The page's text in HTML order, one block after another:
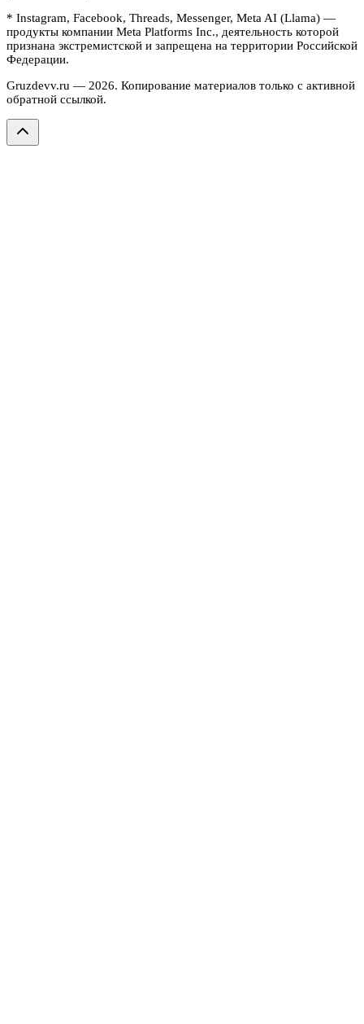
* Instagram, Facebook, Threads, Messenger, Meta AI (Llama) —
продукты компании Meta Platforms Inc., деятельность которой
признана экстремистской и запрещена на территории Российской
Федерации.
Gruzdevv.ru — 2026. Копирование материалов только с активной
обратной ссылкой.